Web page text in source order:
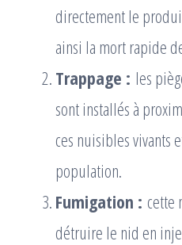
directement le
ainsi la mort rapide
Trappage : les
sont installés à
ces nuisibles vivants
population.
Fumigation : cette
détruire le nid en